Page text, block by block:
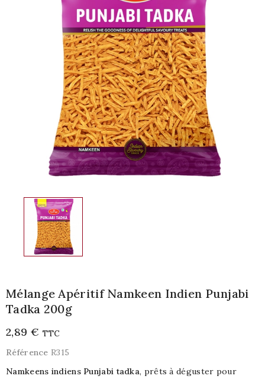
Mélange Apéritif Namkeen Indien Punjabi
Tadka 200g
2,89 € TTC
Référence R315
Namkeens indiens Punjabi tadka, prêts à déguster pour